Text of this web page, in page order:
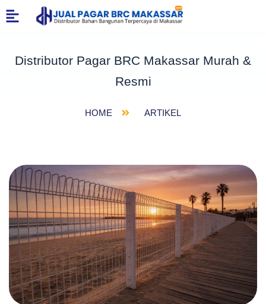
Distributor Pagar BRC Makassar Murah &
Resmi
HOME ARTIKEL